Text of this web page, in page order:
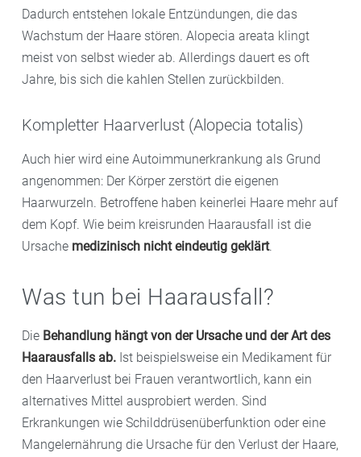
Dadurch entstehen lokale Entzündungen, die das
Wachstum der Haare stören. Alopecia areata klingt
meist von selbst wieder ab. Allerdings dauert es oft
Jahre, bis sich die kahlen Stellen zurückbilden.
Kompletter Haarverlust (Alopecia totalis)
Auch hier wird eine Autoimmunerkrankung als Grund
angenommen: Der Körper zerstört die eigenen
Haarwurzeln. Betroffene haben keinerlei Haare mehr auf
dem Kopf. Wie beim kreisrunden Haarausfall ist die
Ursache medizinisch nicht eindeutig geklärt.
Was tun bei Haarausfall?
Die Behandlung hängt von der Ursache und der Art des
Haarausfalls ab. Ist beispielsweise ein Medikament für
den Haarverlust bei Frauen verantwortlich, kann ein
alternatives Mittel ausprobiert werden. Sind
Erkrankungen wie Schilddrüsenüberfunktion oder eine
Mangelernährung die Ursache für den Verlust der Haare,